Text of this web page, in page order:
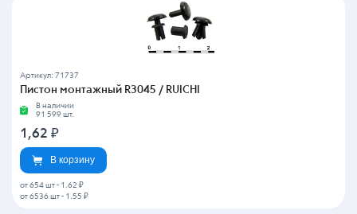
Артикул: 71737
Пистон монтажный R3045 / RUICHI
В наличии
91 599 шт.
1,62 ₽
В корзину
от 654 шт - 1.62 ₽
от 6536 шт - 1.55 ₽